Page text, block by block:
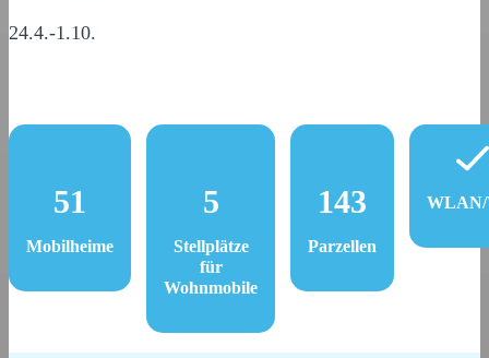
24.4.-1.10.
51
Mobilheime
5
Stellplätze
für
Wohnmobile
143
Parzellen